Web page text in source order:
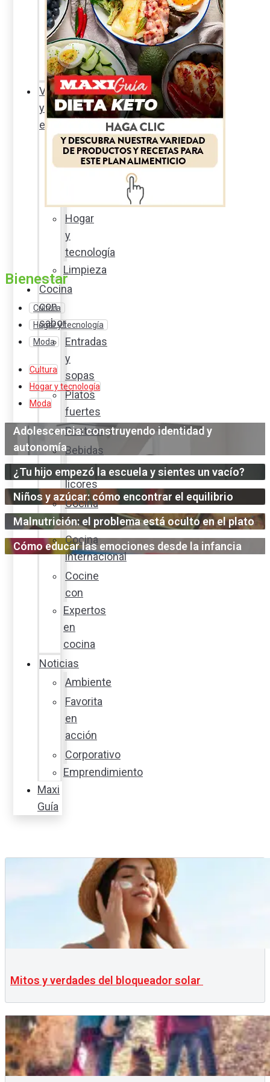
Sexualidad
responsable
En
la
percha
Vida
y
estilo
Productos
nuevos
Hogar
y
tecnología
Limpieza
Cocina
con
sabor
Entradas
y
sopas
Platos
fuertes
Postres
Bebidas
y
licores
Cocina
ecuatoriana
Cocina
internacional
Cocine
con
Expertos
en
cocina
Noticias
Ambiente
Favorita
en
acción
Corporativo
Emprendimiento
Maxi
Guía
Bienestar
Cultura
Hogar y tecnología
Moda
Cultura
Hogar y tecnología
Moda
Adolescencia: construyendo identidad y
autonomía
¿Tu hijo empezó la escuela y sientes un vacío?
Niños y azúcar: cómo encontrar el equilibrio
Malnutrición: el problema está oculto en el plato
Cómo educar las emociones desde la infancia
Mitos y verdades del bloqueador solar